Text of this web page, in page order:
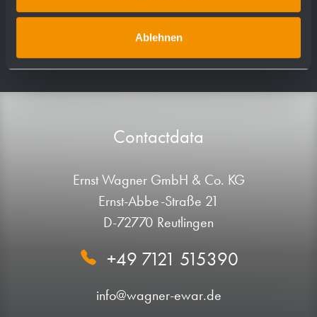
Ablehnen
Contactdata
Ernst Wagner GmbH & Co. KG
Ernst-Abbe-Straße 21
D-72770 Reutlingen
+49 7121 515390
info@wagner-ewar.de